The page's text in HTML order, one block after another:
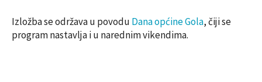
Izložba se održava u povodu Dana općine Gola, čiji se
program nastavlja i u narednim vikendima.